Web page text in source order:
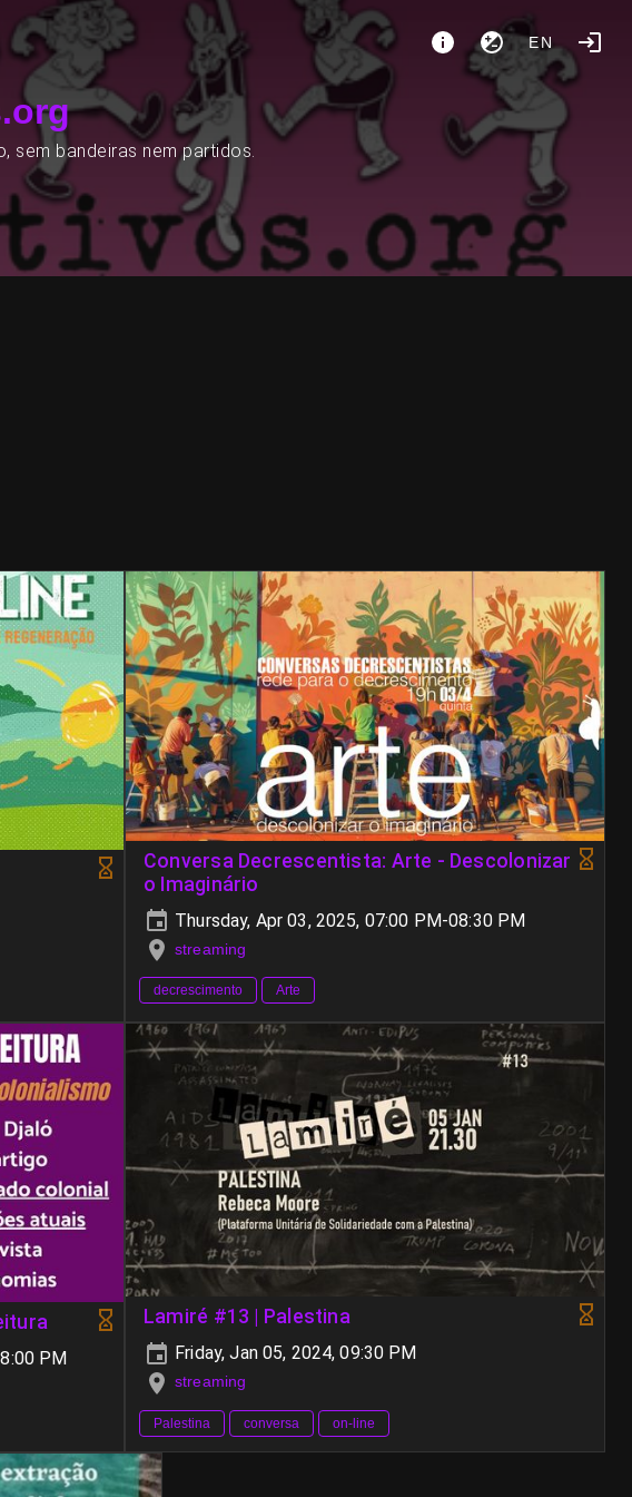
EN
sem bandeiras nem partidos.
Conversa Decrescentista: Arte - Descolonizar
o Imaginário
Thursday, Apr 03, 2025, 07:00 PM-08:30 PM
streaming
decrescimento Arte
PM
Lamiré #13 | Palestina
Friday, Jan 05, 2024, 09:30 PM
streaming
Palestina conversa on-line